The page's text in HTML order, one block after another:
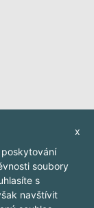
x
soubory
s
navštívit